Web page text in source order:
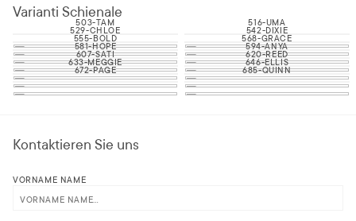
Varianti Schienale
503-TAM 516-UMA
529-CHLOE 542-DIXIE
555-BOLD 568-GRACE
581-HOPE 594-ANYA
607-SATI 620-REED
633-MEGGIE 646-ELLIS
672-PAGE 685-QUINN
Kontaktieren Sie uns
VORNAME NAME